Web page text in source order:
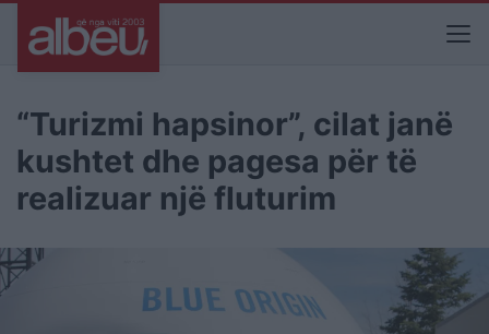
“Turizmi hapsinor”, cilat janë
kushtet dhe pagesa për të
realizuar një fluturim